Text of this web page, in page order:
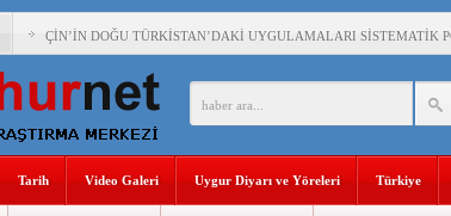
ÇİN’İN DOĞU TÜRKİSTAN’DAKİ UYGULAMALARI SİSTEMATİK
DİYANET AKADEMİSİ BAŞKANI DOÇ.DR.KAAN : DOĞU
ÇİN’İN UYGUR POLİTİKALARINI ÖVEN DİYANET AKADEMİSİ
MHP’DEN URUMÇİ KATLİAMI MESAJİ : 05.07.2009 URUMÇİ
Tarih Video Galeri Uygur Diyarı ve Yöreleri Türkiye